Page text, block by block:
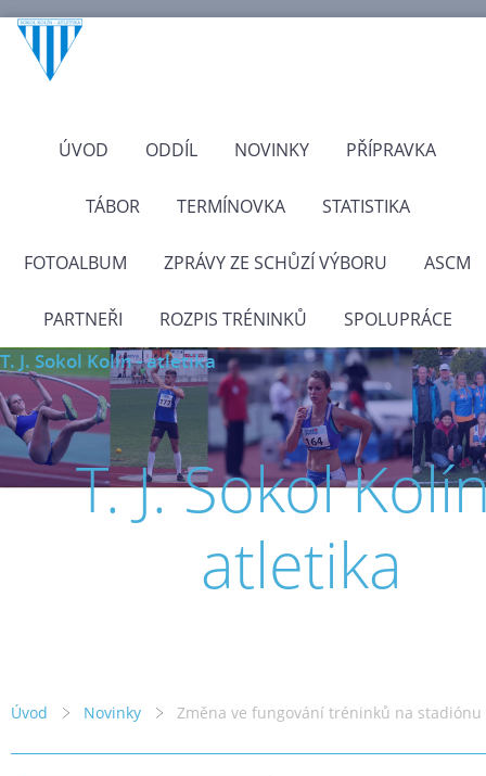
ÚVOD ODDÍL NOVINKY PŘÍPRAVKA
TÁBOR TERMÍNOVKA STATISTIKA
FOTOALBUM ZPRÁVY ZE SCHŮZÍ VÝBORU ASCM
PARTNEŘI ROZPIS TRÉNINKŮ SPOLUPRÁCE
T. J. Sokol Kolín - atletika
T. J. Sokol
atletika
Úvod Novinky Změna ve fungování tréninků na stadiónu